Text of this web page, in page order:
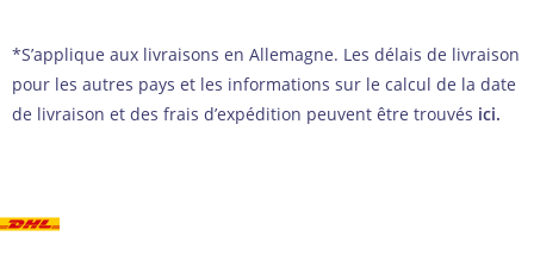
*S’applique aux livraisons en Allemagne. Les délais de livraison
pour les autres pays et les informations sur le calcul de la date
de livraison et des frais d’expédition peuvent être trouvés ici.